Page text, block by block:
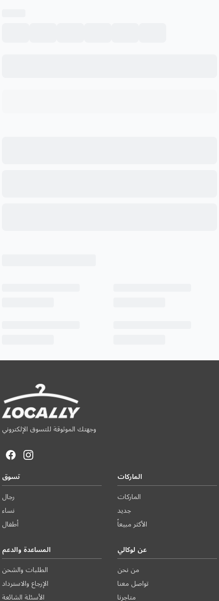
وجهتك الموثوقة للتسوق الإلكتروني
تسوق
رجال
نساء
أطفال
الماركات
الماركات
جديد
الأكثر مبيعاً
المساعدة والدعم
الطلبات والشحن
الإرجاع والاسترداد
الأسئلة الشائعة
عن لوكالي
من نحن
تواصل معنا
متاجرنا